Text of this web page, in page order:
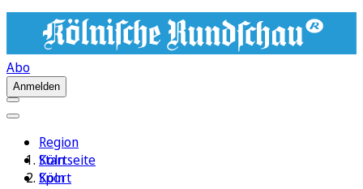
Abo
Anmelden
Region
Köln
Sport
Startseite
Köln